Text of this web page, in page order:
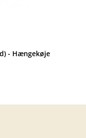
- Hængekøje